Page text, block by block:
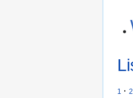
1 · 2